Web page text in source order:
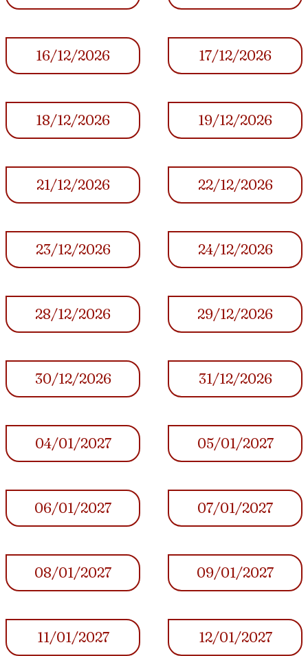
16/12/2026 17/12/2026
18/12/2026 19/12/2026
21/12/2026 22/12/2026
23/12/2026 24/12/2026
28/12/2026 29/12/2026
30/12/2026 31/12/2026
04/01/2027 05/01/2027
06/01/2027 07/01/2027
08/01/2027 09/01/2027
11/01/2027 12/01/2027